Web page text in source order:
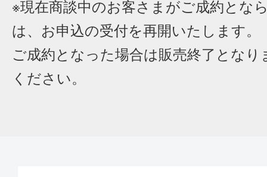
※現在商談中のお客さまがご成約とな
は、お申込の受付を再開いたします。
ご成約となった場合は販売終了となり
ください。